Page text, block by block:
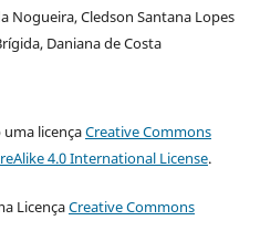
Nogueira, Cledson Santana Lopes
Daniana de Costa
licençaCreative Commons
4.0 International License.
LicençaCreative Commons